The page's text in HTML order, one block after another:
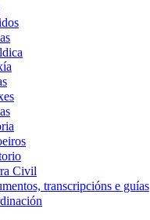
Civil
transcripcións e guías